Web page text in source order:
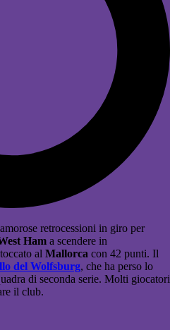
retrocessioni in giro per
Ham a scendere in
al Mallorca con 42 punti. Il
del Wolfsburg, che ha perso lo
di seconda serie. Molti giocatori
il club.